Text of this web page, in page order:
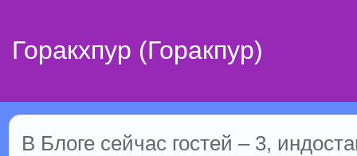
Горакхпур (Горакпур)
В Блоге сейчас гостей – 3,